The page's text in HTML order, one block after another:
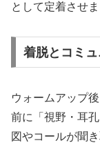
として定着させま
着脱とコミ
ウォームアップ
前に「視野・耳
図やコールが聞